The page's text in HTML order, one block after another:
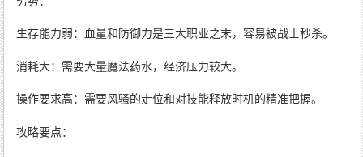
生存能力弱：血量和防御力是三大职业之末，容易被战士秒杀。
消耗大：需要大量魔法药水，经济压力较大。
操作要求高：需要风骚的走位和对技能释放时机的精准把握。
攻略要点：